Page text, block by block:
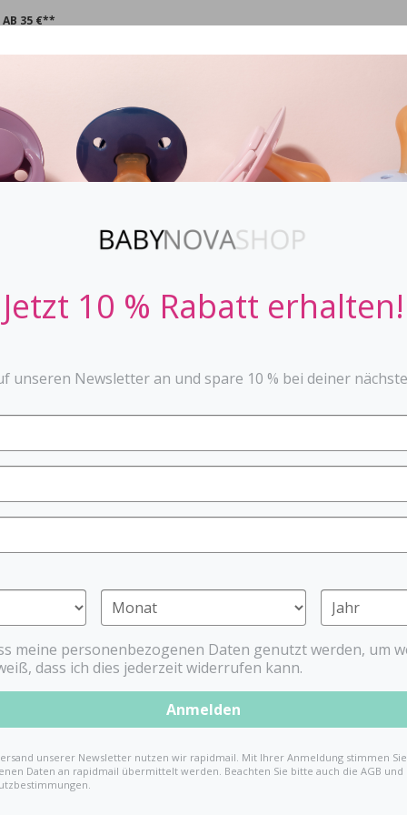
AB 35 €**
STOPPi BABYFLASCHEN
Schnuller
der einzige Schnuller
verhindert
der weltweit erste
Kieferorthopädie Prof. Dr.
Die Dental-Stufe
Zahnfehlstellungen.
natürlichen Freiraum
Lispeln) vermieden
Aktion Zahnfreundlich
zudem durch Prof. Dr.
mehrjährigen
Produkt entspricht der EN
* laut EU Verordnung
Jetzt 10 % Rabatt erhalten!
unseren Newsletter an und spare 10 % bei deiner
meine personenbezogenen Daten genutzt werden, um
dass ich dies jederzeit widerrufen kann.
Anmelden
unserer Newsletter nutzen wir rapidmail. Mit Ihrer Anmeldung stimmen
Daten an rapidmail übermittelt werden. Beachten Sie bitte auch die AGB und